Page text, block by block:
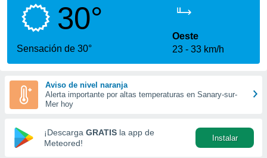
calidad.
a este
las
y
forma
digital
basada
30°
Sensación de 30°
Oeste
23
33 km/h
Aviso de nivel naranja
Alerta importante por altas temperaturas en Sanary-sur-
Mer hoy
¡Descarga GRATIS la app de
Meteored!
Instalar